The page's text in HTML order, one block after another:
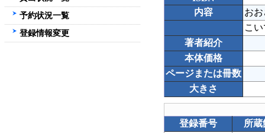
内容
お
こ
著者紹介
本体価格
ページまたは冊数
大きさ
登録番号
所蔵
予約状況一覧
登録情報変更